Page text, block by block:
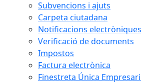
Subvencions i ajuts
Carpeta ciutadana
Notificacions electròniques
Verificació de documents
Impostos
Factura electrònica
Finestreta Única